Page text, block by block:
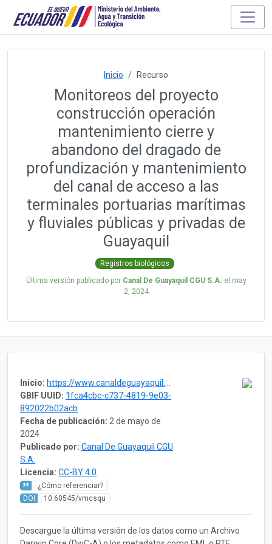
Inicio Recurso
Monitoreos del proyecto
construcción operación
mantenimiento cierre y
abandono del dragado de
profundización y mantenimiento
del canal de acceso a las
terminales portuarias marítimas
y fluviales públicas y privadas de
Guayaquil
Registros biológicos
Última versión publicado por Canal De Guayaquil CGU S.A. el may
2, 2024
Inicio: https://www.canaldeguayaquil.com/
GBIF UUID: 1fca4cbc-c737-4819-9e03-
892022b02acb
Fecha de publicación: 2 de mayo de
2024
Publicado por: Canal De Guayaquil CGU
S.A.
Licencia: CC-BY 4.0
¿Cómo referenciar?
DOI
10.60545/vmcsqu
Descargue la última versión de los datos como un Archivo